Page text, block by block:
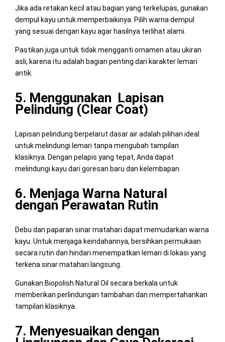
Jika ada retakan kecil atau bagian yang terkelupas, gunakan
dempul kayu untuk memperbaikinya. Pilih warna dempul
yang sesuai dengan kayu agar hasilnya terlihat alami.
Pastikan juga untuk tidak mengganti ornamen atau ukiran
asli, karena itu adalah bagian penting dari karakter lemari
antik.
5. Menggunakan Lapisan
Pelindung (Clear Coat)
Lapisan pelindung berpelarut dasar air adalah pilihan ideal
untuk melindungi lemari tanpa mengubah tampilan
klasiknya. Dengan pelapis yang tepat, Anda dapat
melindungi kayu dari goresan baru dan kelembapan.
6. Menjaga Warna Natural
dengan Perawatan Rutin
Debu dan paparan sinar matahari dapat memudarkan warna
kayu. Untuk menjaga keindahannya, bersihkan permukaan
secara rutin dan hindari menempatkan lemari di lokasi yang
terkena sinar matahari langsung.
Gunakan Biopolish Natural Oil secara berkala untuk
memberikan perlindungan tambahan dan mempertahankan
tampilan klasiknya.
7. Menyesuaikan dengan